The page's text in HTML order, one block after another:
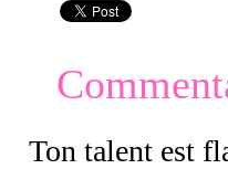
Ton talent est